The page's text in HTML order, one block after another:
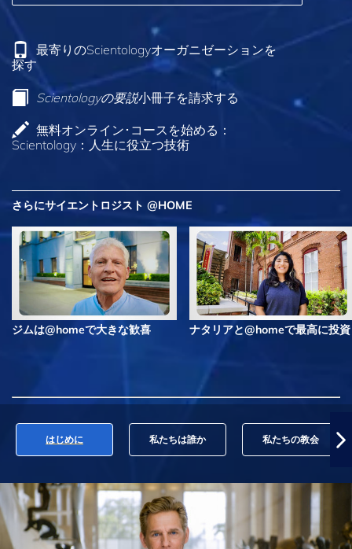
最寄りのScientologyオーガニゼーションを
探す
Scientologyの要説小冊子を請求する
無料オンライン･コースを始める：
Scientology：人生に役立つ技術
さらにサイエントロジスト @HOME
ジムは@homeで大きな歓喜 ナタリアと@homeで最高に投資
はじめに 私たちは誰か 私たちの教会